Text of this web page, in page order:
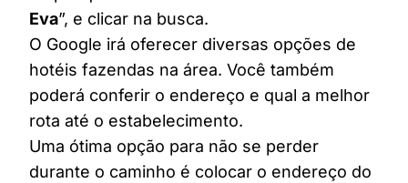
Eva”, e clicar na busca.
O Google irá oferecer diversas opções de
hotéis fazendas na área. Você também
poderá conferir o endereço e qual a melhor
rota até o estabelecimento.
Uma ótima opção para não se perder
durante o caminho é colocar o endereço do